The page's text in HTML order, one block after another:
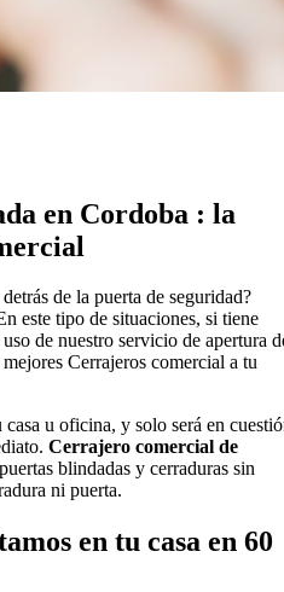
en Cordoba : la
de la puerta de seguridad?
este tipo de situaciones, si tiene
de nuestro servicio de apertura
Cerrajeros comercial a tu
u oficina, y solo será en
Cerrajero comercial de
blindadas y cerraduras sin
ni puerta.
en tu casa en 60